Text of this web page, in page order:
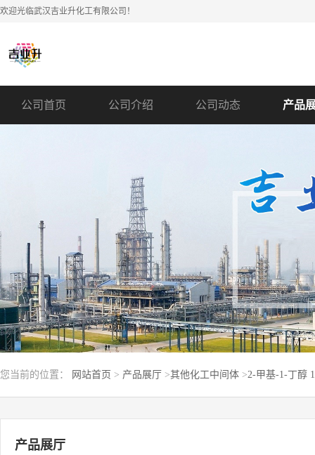
欢迎光临武汉吉业升化工有限公司！
公司首页 公司介绍 公司动态 产品
您当前的位置： 网站首页 > 产品展厅 >其他化工中间体 >2-甲基-1-丁醇
产品展厅